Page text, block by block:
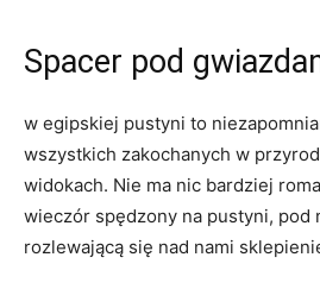
Spacer pod
w egipskiej pustyni to
wszystkich zakochanych w
widokach. Nie ma nic bardziej
wieczór spędzony na pustyni, pod
rozlewającą się nad nami